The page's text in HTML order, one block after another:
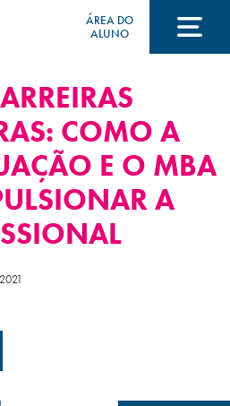
ÁREA DO
ALUNO
COMO A
E O MBA
A